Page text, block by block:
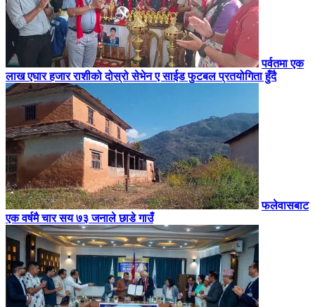
पर्वतमा एक
लाख एघार हजार राशीको दोस्रो सेभेन ए साईड फुटबल प्रतयोगिता हुँदै
फलेवासबाट
एक वर्षमै चार सय ७३ जनाले छाडे गाउँ